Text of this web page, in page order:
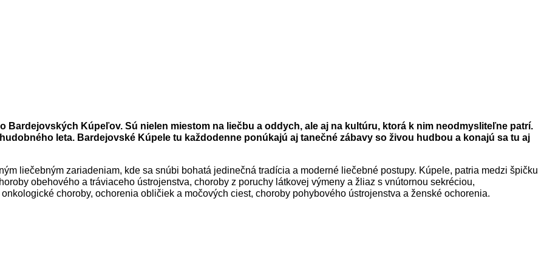
Kúpeľov. Sú nielen miestom na liečbu a oddych, ale aj na kultúru, ktorá k nim neodmysliteľne patrí.
leta. Bardejovské Kúpele tu každodenne ponúkajú aj tanečné zábavy so živou hudbou a konajú sa tu aj
liečebným zariadeniam, kde sa snúbi bohatá jedinečná tradícia a moderné liečebné postupy. Kúpele, patria medzi špičku
obehového a tráviaceho ústrojenstva, choroby z poruchy látkovej výmeny a žliaz s vnútornou sekréciou,
choroby, ochorenia obličiek a močových ciest, choroby pohybového ústrojenstva a ženské ochorenia.